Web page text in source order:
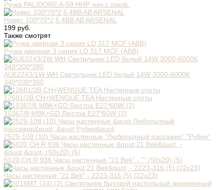
Ручка PALIDORE A-59 HHP, ник.с перф.
Навес 100*70*2,5 4BB AB ARSENAL
199 руб.
Также смотрят
Ручка дверная 3 серия LD 317 MCF (ABB)
AU62243/1W WH Светильник LED белый 14W 3000-6000K
340*200*380
12681/2B CH+WENGUE TEA Настенные споты
10367/8 MBK+GD Люстра E27*60W (2)
2525-108 (10) Часы настенные "Любопытный пассажир" "Рубин"
5020 СН R 936 Часы настенные "21 Bek" - "" (50x20) (5)
Часы настенные "21 Bek" - 2223-316 (5) (22х23)